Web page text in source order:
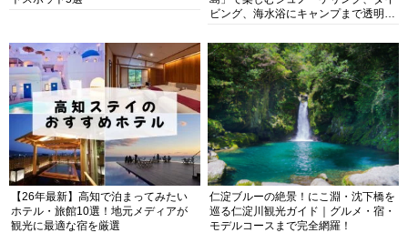
ビング、海水浴にキャンプまで透明度
【26年最新】高知で泊まってみたい
ホテル・旅館10選！地元メディアが
観光に最適な宿を厳選
仁淀ブルーの絶景！にこ淵・沈下橋を
巡る仁淀川観光ガイド｜グルメ・宿・
モデルコースまで完全網羅！